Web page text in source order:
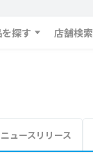
探す 店舗検索
ニュースリリース